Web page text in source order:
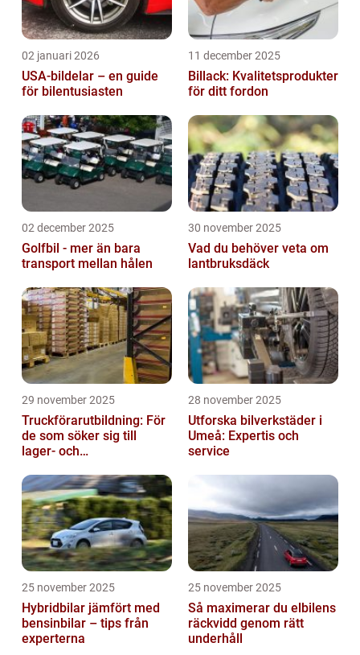
02 januari 2026
USA-bildelar – en guide
för bilentusiasten
11 december 2025
Billack: Kvalitetsprodukter
för ditt fordon
02 december 2025
Golfbil - mer än bara
transport mellan hålen
30 november 2025
Vad du behöver veta om
lantbruksdäck
29 november 2025
Truckförarutbildning: För
de som söker sig till
lager- och
28 november 2025
Utforska bilverkstäder i
Umeå: Expertis och
service
25 november 2025
Hybridbilar jämfört med
bensinbilar – tips från
experterna
25 november 2025
Så maximerar du elbilens
räckvidd genom rätt
underhåll